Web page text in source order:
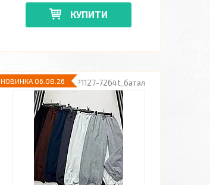
КУПИТИ
P1127-7264t_батал
НОВИНКА 06.08.26